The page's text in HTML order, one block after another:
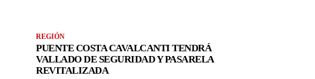
REGIÓN
PUENTE COSTA CAVALCANTI TENDRÁ
VALLADO DE SEGURIDAD Y PASARELA
REVITALIZADA